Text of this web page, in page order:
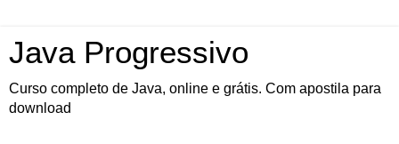
Java Progressivo
Curso completo de Java, online e grátis. Com apostila para
download